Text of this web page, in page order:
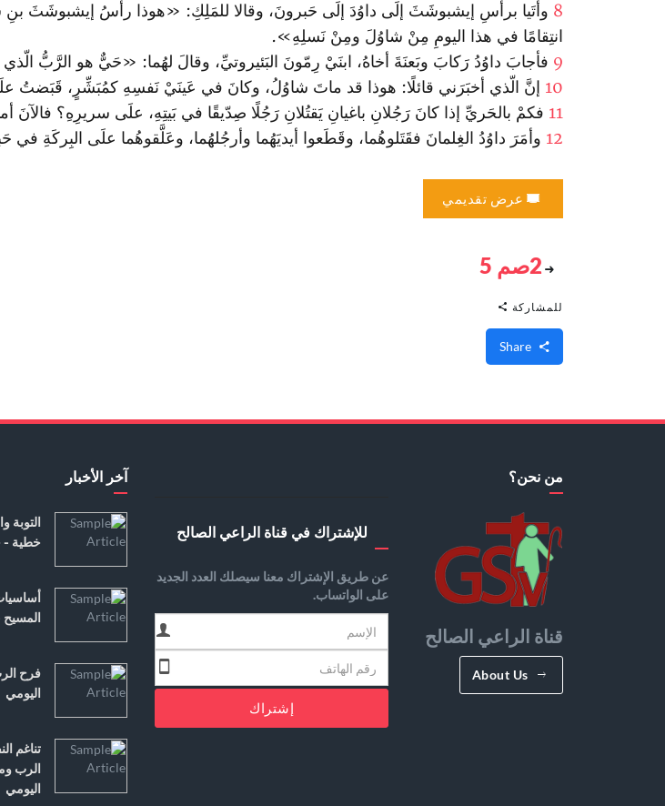
8 وأتَيا برأسِ إيشبوشَثَ إلَى داوُدَ إلَى حَبرونَ، وقالا للمَلِكِ: «هوذا رأسُ
انتِقامًا في هذا اليومِ مِنْ شاوُلَ ومِنْ نَسلِهِ».
9 فأجابَ داوُدُ رَكابَ وبَعنَةَ أخاهُ، ابنَيْ رِمّونَ البَئيروتيِّ، وقالَ لهُما: «حَيٌّ هو الرَّبُّ
10 إنَّ الّذي أخبَرَني قائلًا: هوذا قد ماتَ شاوُلُ، وكانَ في عَينَيْ نَفسِهِ كمُبَشِّرٍ، قَبَضتُ
11 فكمْ بالحَريِّ إذا كانَ رَجُلانِ باغيانِ يَقتُلانِ رَجُلًا صِدّيقًا في بَيتِهِ، علَى سريرِهِ؟
12 وأمَرَ داوُدُ الغِلمانَ فقَتَلوهُما، وقَطَعوا أيديَهُما وأرجُلهُما، وعَلَّقوهُما علَى
عرض تقديمي
2صم 5
للمشاركة
من نحن؟
قناة الراعي الصالح
About Us
للإشتراك في قناة الراعي الصالح
عن طريق الإشتراك معنا سيصلك العدد الجديد
على الواتساب.
إشتراك
آخر الأخبار
التوبة
خطية -
المسيح
فرح
اليومي
تناغم
الرب
اليومي